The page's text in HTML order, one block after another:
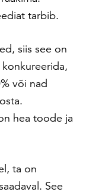
tarbib.
siis see on
või nad
hea toode ja
ta on
See